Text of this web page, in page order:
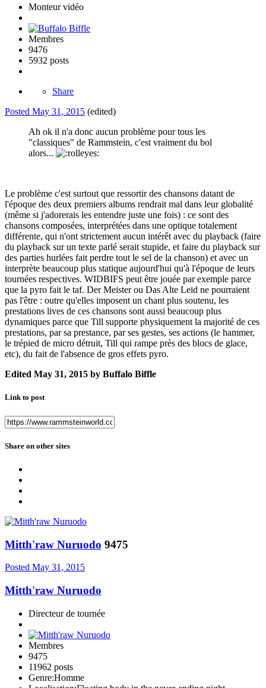
Monteur vidéo
Membres
9476
5932 posts
Share
Posted May 31, 2015 (edited)
Ah ok il n'a donc aucun problème pour tous les
"classiques" de Rammstein, c'est vraiment du bol
alors...
Le problème c'est surtout que ressortir des chansons datant de
l'époque des deux premiers albums rendrait mal dans leur globalité
(même si j'adorerais les entendre juste une fois) : ce sont des
chansons composées, interprétées dans une optique totalement
différente, qui n'ont strictement aucun intérêt avec du playback (faire
du playback sur un texte parlé serait stupide, et faire du playback sur
des parties hurlées fait perdre tout le sel de la chanson) et avec un
interprète beaucoup plus statique aujourd'hui qu'à l'époque de leurs
tournées respectives. WIDBIFS peut être jouée par exemple parce
que la pyro fait le taf. Der Meister ou Das Alte Leid ne pourraient
pas l'être : outre qu'elles imposent un chant plus soutenu, les
prestations lives de ces chansons sont aussi beaucoup plus
dynamiques parce que Till supporte physiquement la majorité de ces
prestations, par sa prestance, par ses gestes, ses actions (le hammer,
le trépied de micro détruit, Till qui rampe près des blocs de glace,
etc), du fait de l'absence de gros effets pyro.
Edited May 31, 2015 by Buffalo Biffle
Link to post
Share on other sites
Mitth'raw Nuruodo 9475
Posted May 31, 2015
Mitth'raw Nuruodo
Directeur de tournée
Membres
9475
11962 posts
Genre:Homme